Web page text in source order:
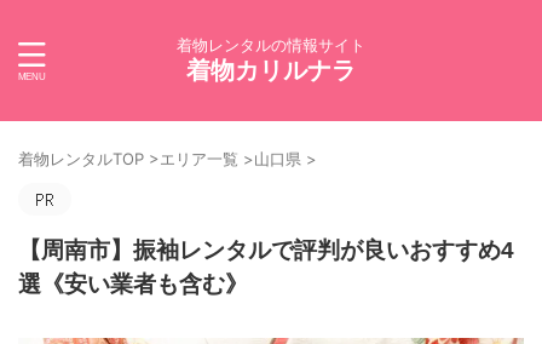
着物レンタルの情報サイト
着物カリルナラ
着物レンタルTOP >エリア一覧 >山口県 >
【周南市】振袖レンタルで評判が良いおすすめ4
選《安い業者も含む》